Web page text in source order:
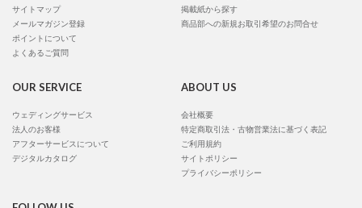
サイトマップ
メールマガジン登録
ポイントについて
よくあるご質問
掲載紙から探す
商品部への新規お取引希望のお問合せ
OUR SERVICE
ウェディングサービス
法人のお客様
アフターサービスについて
デジタルカタログ
ABOUT US
会社概要
特定商取引法・古物営業法に基づく表記
ご利用規約
サイトポリシー
プライバシーポリシー